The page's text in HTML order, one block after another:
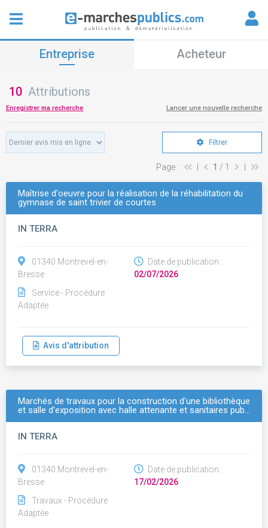
Entreprise Acheteur
10 Attributions
Enregistrer ma recherche Lancer une nouvelle recherche
Filtrer
Page : 1 / 1
Maîtrise d'oeuvre pour la réalisation de la réhabilitation du
gymnase de saint trivier de courtes
IN TERRA
01340 Montrevel-en-
Bresse
Service - Procédure
Adaptée
Date de publication :
02/07/2026
Avis d'attribution
Marchés de travaux pour la construction d'une bibliothèque
et salle d'exposition avec halle attenante et sanitaires pub…
IN TERRA
01340 Montrevel-en-
Bresse
Travaux - Procédure
Adaptée
Date de publication :
17/02/2026